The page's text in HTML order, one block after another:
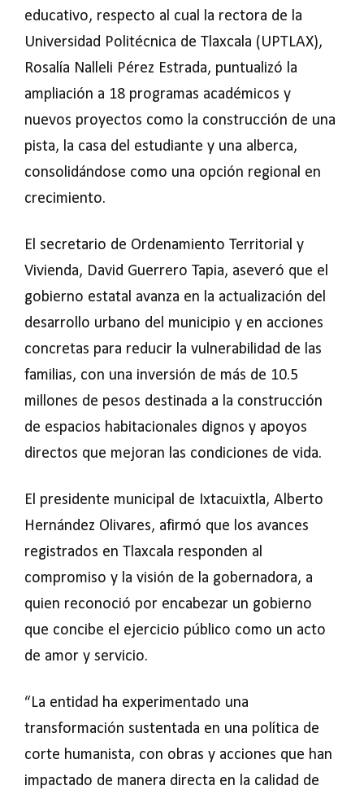
educativo, respecto al cual la rectora de la
Universidad Politécnica de Tlaxcala (UPTLAX),
Rosalía Nalleli Pérez Estrada, puntualizó la
ampliación a 18 programas académicos y
nuevos proyectos como la construcción de una
pista, la casa del estudiante y una alberca,
consolidándose como una opción regional en
crecimiento.
El secretario de Ordenamiento Territorial y
Vivienda, David Guerrero Tapia, aseveró que el
gobierno estatal avanza en la actualización del
desarrollo urbano del municipio y en acciones
concretas para reducir la vulnerabilidad de las
familias, con una inversión de más de 10.5
millones de pesos destinada a la construcción
de espacios habitacionales dignos y apoyos
directos que mejoran las condiciones de vida.
El presidente municipal de Ixtacuixtla, Alberto
Hernández Olivares, afirmó que los avances
registrados en Tlaxcala responden al
compromiso y la visión de la gobernadora, a
quien reconoció por encabezar un gobierno
que concibe el ejercicio público como un acto
de amor y servicio.
“La entidad ha experimentado una
transformación sustentada en una política de
corte humanista, con obras y acciones que han
impactado de manera directa en la calidad de